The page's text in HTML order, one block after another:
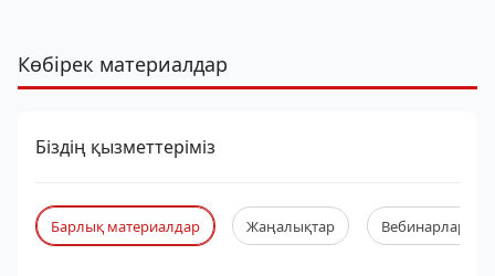
Көбірек материалдар
Біздің қызметтеріміз
Барлық материалдар Жаңалықтар Вебинарлар